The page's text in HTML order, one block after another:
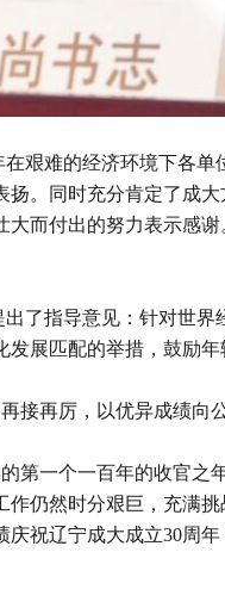
难的经济环境下各单
扬。同时充分肯定了成
大而付出的努力表示感
指导意见：针对世界
展匹配的举措，鼓励
再厉，以优异成绩向公
一个一百年的收官之
作仍然时分艰巨，充满
祝辽宁成大成立30周年